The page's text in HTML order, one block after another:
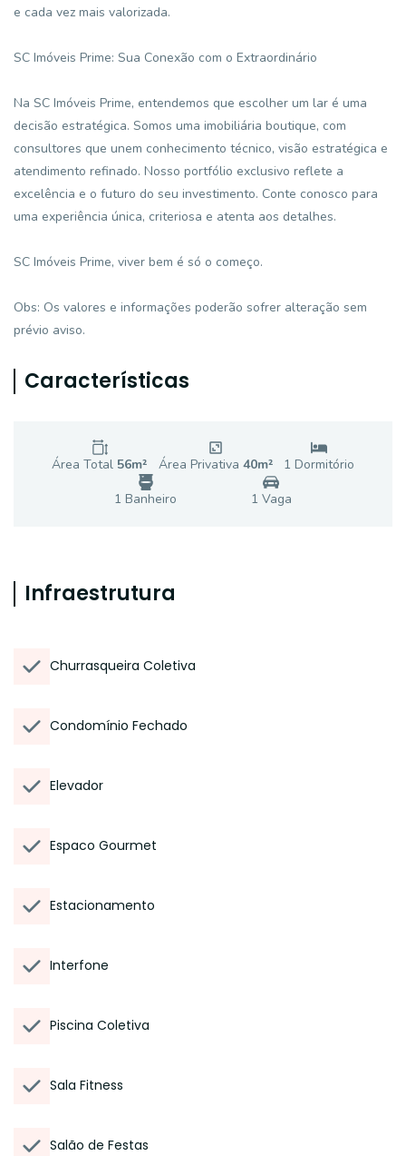
e cada vez mais valorizada.
SC Imóveis Prime: Sua Conexão com o Extraordinário
Na SC Imóveis Prime, entendemos que escolher um lar é uma
decisão estratégica. Somos uma imobiliária boutique, com
consultores que unem conhecimento técnico, visão estratégica e
atendimento refinado. Nosso portfólio exclusivo reflete a
excelência e o futuro do seu investimento. Conte conosco para
uma experiência única, criteriosa e atenta aos detalhes.
SC Imóveis Prime, viver bem é só o começo.
Obs: Os valores e informações poderão sofrer alteração sem
prévio aviso.
Características
Área Total 56m² Área Privativa 40m² 1 Dormitório
1 Banheiro 1 Vaga
Infraestrutura
Churrasqueira Coletiva
Condomínio Fechado
Elevador
Espaco Gourmet
Estacionamento
Interfone
Piscina Coletiva
Sala Fitness
Salão de Festas